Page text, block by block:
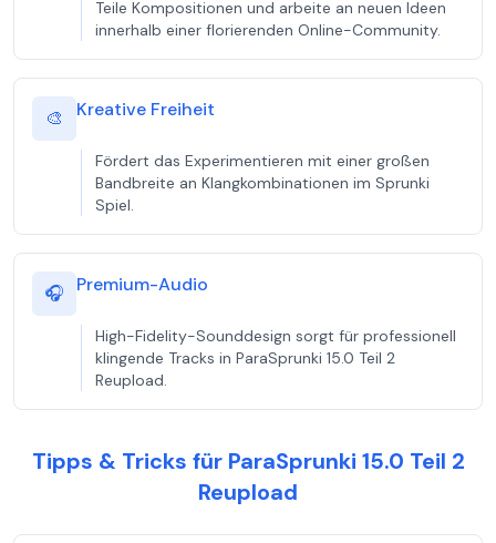
Teile Kompositionen und arbeite an neuen Ideen
innerhalb einer florierenden Online-Community.
🎨 Kreative Freiheit
Fördert das Experimentieren mit einer großen
Bandbreite an Klangkombinationen im Sprunki
Spiel.
🎧 Premium-Audio
High-Fidelity-Sounddesign sorgt für professionell
klingende Tracks in ParaSprunki 15.0 Teil 2
Reupload.
Tipps & Tricks für ParaSprunki 15.0 Teil 2
Reupload